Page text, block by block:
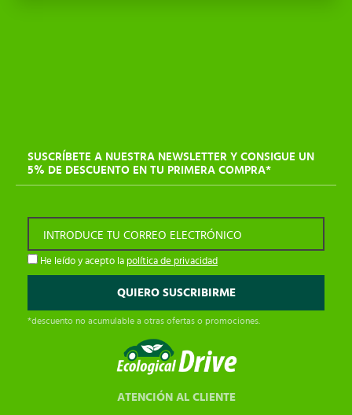
SUSCRÍBETE A NUESTRA NEWSLETTER Y CONSIGUE UN
5% DE DESCUENTO EN TU PRIMERA COMPRA*
INTRODUCE TU CORREO ELECTRÓNICO
He leído y acepto la política de privacidad
*descuento no acumulable a otras ofertas o promociones.
ATENCIÓN AL CLIENTE